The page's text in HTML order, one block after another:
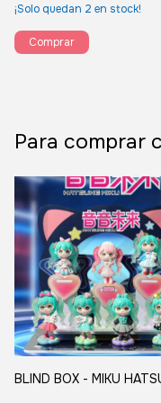
¡Solo quedan 2 en stock!
Para comprar
BLIND BOX - MIKU